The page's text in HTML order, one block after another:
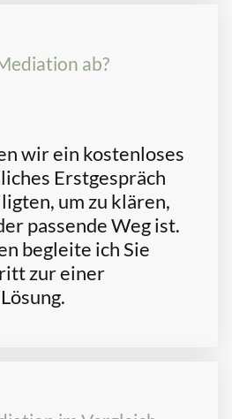
ab?
wir ein kostenloses
Erstgespräch
um zu klären,
passende Weg ist.
begleite ich Sie
zur einer